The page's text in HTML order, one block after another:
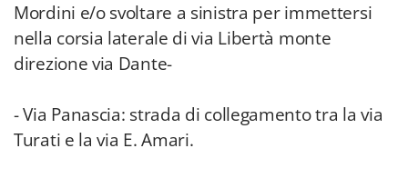
Mordini e/o svoltare a sinistra per immettersi
nella corsia laterale di via Libertà monte
direzione via Dante-
- Via Panascia: strada di collegamento tra la via
Turati e la via E. Amari.